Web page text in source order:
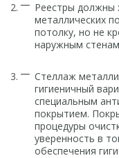
Реестры должны
металлических
потолку, но не
наружным
Стеллаж
гигиеничный
специальным
покрытием.
процедуры
уверенность в
обеспечения